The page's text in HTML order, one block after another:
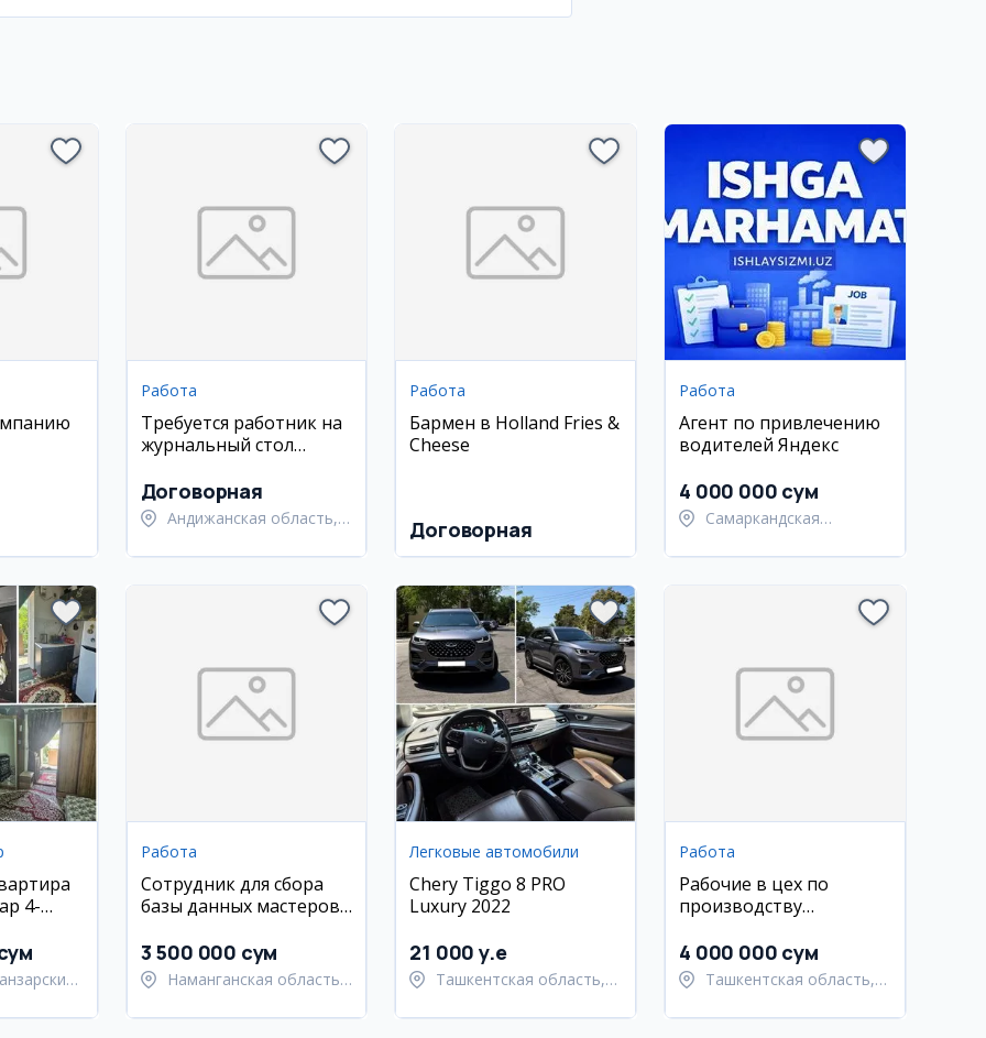
Работа
Требуется работник на
журнальный стол
Договорная
Андижанская область,
Работа
Бармен в Holland Fries &
Cheese
Договорная
Работа
Агент по привлечению
водителей Яндекс
4 000 000 сум
Самаркандская
Самаркандский район
4-
Работа
Сотрудник для сбора
базы данных мастеров
3 500 000 сум
Наманганская область,
Легковые автомобили
Chery Tiggo 8 PRO
Luxury 2022
21 000 y.e
Ташкентская область,
Работа
Рабочие в цех по
производству
профилей
4 000 000 сум
Ташкентская область,